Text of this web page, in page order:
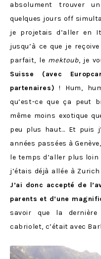
absolument trouver
quelques jours off
je projetais d’aller en
jusqu’à ce que je
parfait, le mektoub, je
Suisse (avec
partenaires) ! Hum,
qu’est-ce que ça peut
même moins exotique
peu plus haut… Et puis
années passées à
le temps d’aller plus loin
j’étais déjà allée à
J’ai donc accepté de
parents et d’une
savoir que la
cabriolet, c’était avec